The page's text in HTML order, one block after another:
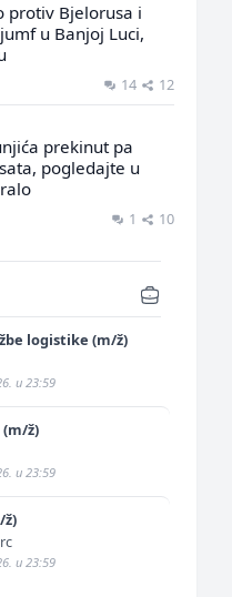
protiv Bjelorusa i
u Banjoj Luci,
14 12
prekinut pa
pogledajte u
1 10
logistike (m/ž)
u 23:59
ž)
u 23:59
ž)
u 23:59